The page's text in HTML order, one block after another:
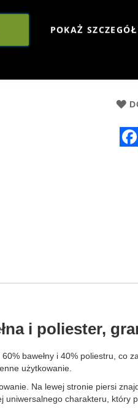
POKAŻ
i poliester,
60% bawełny i 40% poliestru,
użytkowanie.
Na lewej stronie piersi
charakteru, który